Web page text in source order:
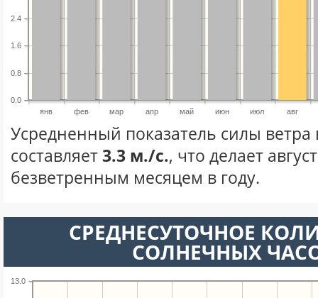
янв фев мар апр май июн июл авг
0.0
0.8
1.6
2.4
Усредненный показатель силы ветра
составляет3.3 м./с., что делает
безветренным месяцем в году.
СРЕДНЕСУТОЧНОЕ
СОЛНЕЧНЫХ
13.0